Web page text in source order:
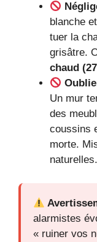
blanche
tuer la
grisâtre.
chaud
Un mur
des
coussins
morte.
naturelles.
alarmistes
« ruiner vos